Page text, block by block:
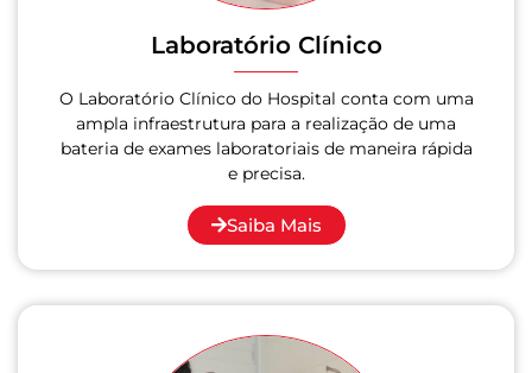
Laboratório Clínico
O Laboratório Clínico do Hospital conta com uma
ampla infraestrutura para a realização de uma
bateria de exames laboratoriais de maneira rápida
e precisa.
Saiba Mais